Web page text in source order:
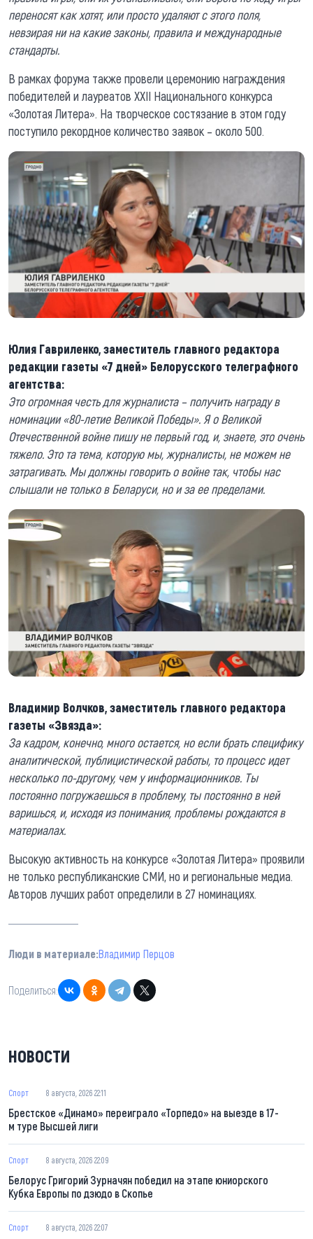
переносят как хотят, или просто удаляют с этого поля,
невзирая ни на какие законы, правила и международные
стандарты.
В рамках форума также провели церемонию награждения
победителей и лауреатов XXII Национального конкурса
«Золотая Литера». На творческое состязание в этом году
поступило рекордное количество заявок – около 500.
Юлия Гавриленко, заместитель главного редактора
редакции газеты «7 дней» Белорусского телеграфного
агентства:
Это огромная честь для журналиста – получить награду в
номинации «80-летие Великой Победы». Я о Великой
Отечественной войне пишу не первый год, и, знаете, это очень
тяжело. Это та тема, которую мы, журналисты, не можем не
затрагивать. Мы должны говорить о войне так, чтобы нас
слышали не только в Беларуси, но и за ее пределами.
Владимир Волчков, заместитель главного редактора
газеты «Звязда»:
За кадром, конечно, много остается, но если брать специфику
аналитической, публицистической работы, то процесс идет
несколько по-другому, чем у информационников. Ты
постоянно погружаешься в проблему, ты постоянно в ней
варишься, и, исходя из понимания, проблемы рождаются в
материалах.
Высокую активность на конкурсе «Золотая Литера» проявили
не только республиканские СМИ, но и региональные медиа.
Авторов лучших работ определили в 27 номинациях.
Люди в материале:Владимир Перцов
Поделиться:
НОВОСТИ
Спорт 8 августа, 2026 22:11
Брестское «Динамо» переиграло «Торпедо» на выезде в 17-
м туре Высшей лиги
Спорт 8 августа, 2026 22:09
Белорус Григорий Зурначян победил на этапе юниорского
Кубка Европы по дзюдо в Скопье
Спорт 8 августа, 2026 22:07